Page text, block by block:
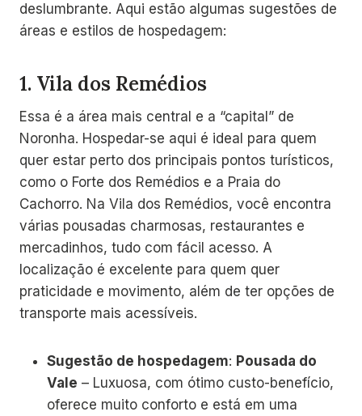
deslumbrante. Aqui estão algumas sugestões de
áreas e estilos de hospedagem:
1. Vila dos Remédios
Essa é a área mais central e a “capital” de
Noronha. Hospedar-se aqui é ideal para quem
quer estar perto dos principais pontos turísticos,
como o Forte dos Remédios e a Praia do
Cachorro. Na Vila dos Remédios, você encontra
várias pousadas charmosas, restaurantes e
mercadinhos, tudo com fácil acesso. A
localização é excelente para quem quer
praticidade e movimento, além de ter opções de
transporte mais acessíveis.
Sugestão de hospedagem: Pousada do
Vale – Luxuosa, com ótimo custo-benefício,
oferece muito conforto e está em uma